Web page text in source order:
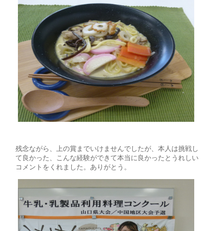
残念ながら、上の賞までいけませんでしたが、本人は挑戦し
て良かった、こんな経験ができて本当に良かったとうれしい
コメントをくれました。ありがとう。